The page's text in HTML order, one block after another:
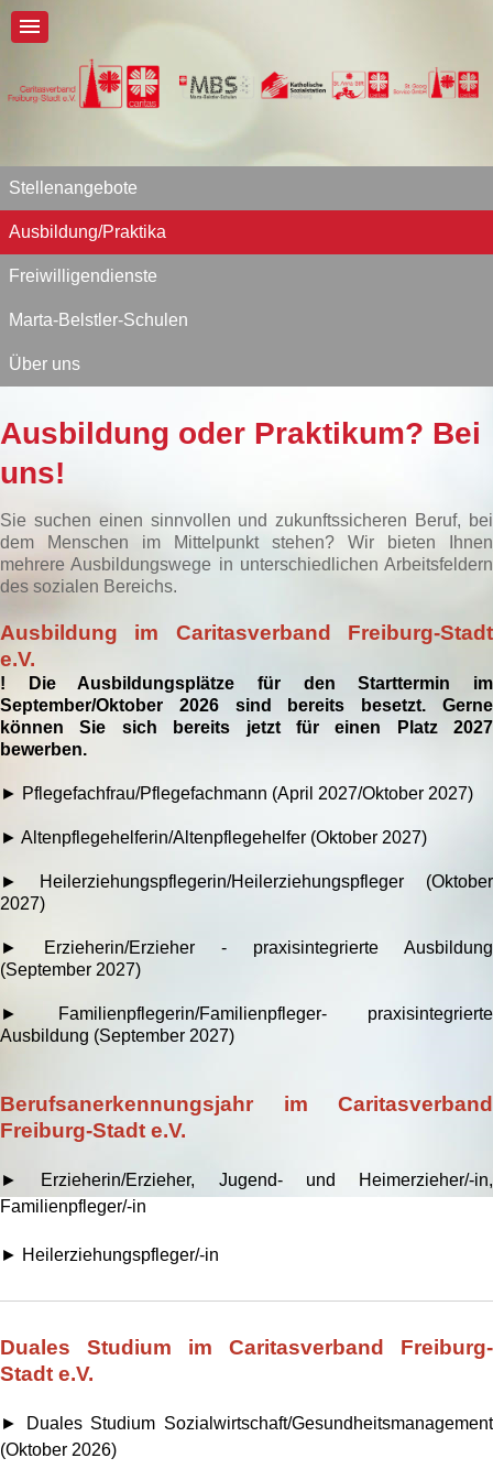
Stellenangebote
Ausbildung/Praktika
Freiwilligendienste
Marta-Belstler-Schulen
Über uns
Ausbildung oder Praktikum? Bei
uns!
Sie suchen einen sinnvollen und zukunftssicheren Beruf, bei
dem Menschen im Mittelpunkt stehen? Wir bieten Ihnen
mehrere Ausbildungswege in unterschiedlichen Arbeitsfeldern
des sozialen Bereichs.
Ausbildung im Caritasverband Freiburg-Stadt
e.V.
! Die Ausbildungsplätze für den Starttermin im
September/Oktober 2026 sind bereits besetzt. Gerne
können Sie sich bereits jetzt für einen Platz 2027
bewerben.
► Pflegefachfrau/Pflegefachmann (April 2027/Oktober 2027)
► Altenpflegehelferin/Altenpflegehelfer (Oktober 2027)
► Heilerziehungspflegerin/Heilerziehungspfleger (Oktober
2027)
►
Erzieherin/Erzieher - praxisintegrierte Ausbildung
(September 2027)
► Familienpflegerin/Familienpfleger- praxisintegrierte
Ausbildung (September 2027)
Berufsanerkennungsjahr im Caritasverband
Freiburg-Stadt e.V.
► Erzieherin/Erzieher, Jugend- und Heimerzieher/-in,
Familienpfleger/-in
► Heilerziehungspfleger/-in
Duales Studium im Caritasverband Freiburg-
Stadt e.V.
► Duales Studium Sozialwirtschaft/Gesundheitsmanagement
(Oktober 2026)